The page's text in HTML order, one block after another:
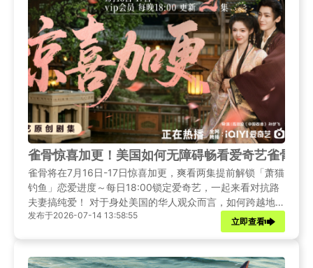
雀骨惊喜加更！美国如何无障碍畅看爱奇艺雀骨？
雀骨将在7月16日-17日惊喜加更，爽看两集提前解锁「萧猫
钓鱼」恋爱进度～每日18:00锁定爱奇艺，一起来看对抗路
夫妻搞纯爱！ ​​​对于身处美国的华人观众而言，如何跨越地域
限制追更雀骨呢？本文推荐适配海外华人影音需求的Sixfast
加速器，手把手教大家稳定解锁全集，全程流畅追剧不中
发布于2026-07-14 13:58:55
立即查看